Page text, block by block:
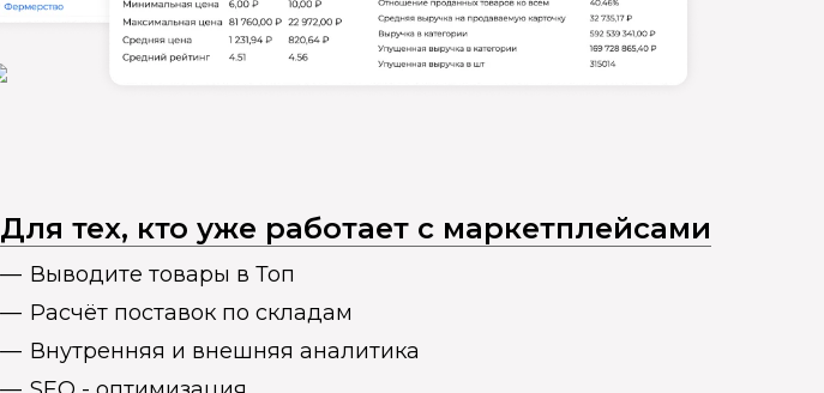
Для тех, кто уже работает с маркетплейсами
Выводите товары в Топ
Расчёт поставок по складам
Внутренняя и внешняя аналитика